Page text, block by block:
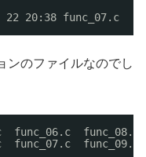
20:38 func_07.c
ンのファイルなのでし
func_06.c  func_08.c
func_07.c